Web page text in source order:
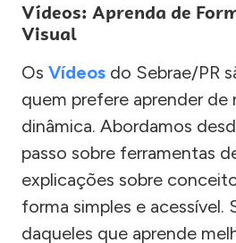
Vídeos: Aprenda de
Visual
Os Vídeos do Sebrae/PR
quem prefere aprender de
dinâmica. Abordamos
passo sobre ferramentas
explicações sobre
forma simples e acessível.
daqueles que aprende